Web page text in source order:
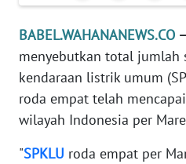
BABEL.WAHANANEWS.CO
menyebutkan total jumlah
kendaraan listrik umum
roda empat telah
wilayah Indonesia per
"SPKLU roda empat per
KAMI
PEDOMAN
MEDIA
SIBER
REDAKSI